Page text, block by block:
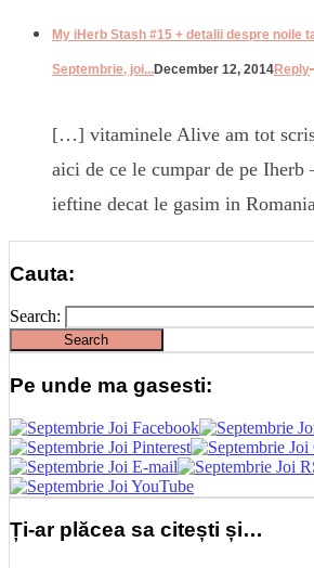
My iHerb Stash #15 + detalii despre noile
Septembrie, joi...December 12, 2014Reply
[…] vitaminele Alive am tot
aici de ce le cumpar de pe Iherb
ieftine decat le gasim in
Cauta:
Search:
Pe unde ma gasesti:
Ți-ar plăcea sa citești și…